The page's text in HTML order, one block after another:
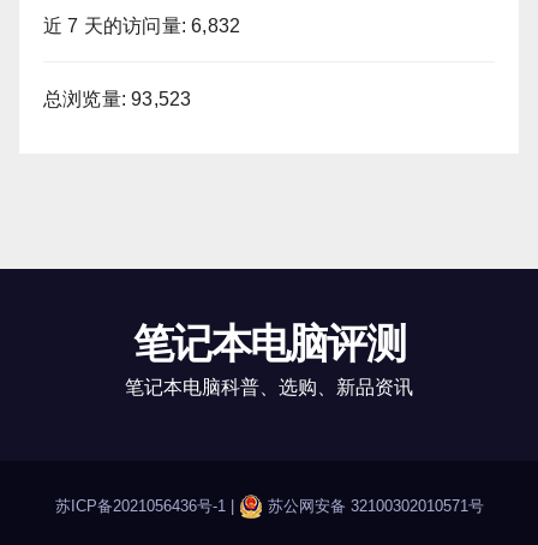
近 7 天的访问量:6,832
总浏览量:93,523
笔记本电脑评测
笔记本电脑科普、选购、新品资讯
苏ICP备2021056436号-1 | 苏公网安备 32100302010571号